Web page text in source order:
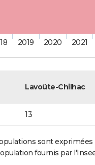
2019 2020 2021
Lavoûte-Chilhac
13
sont
fournis par